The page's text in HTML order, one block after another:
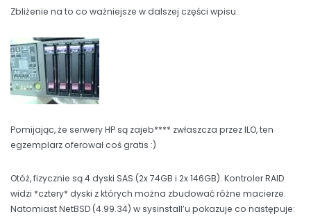
Zbliżenie na to co ważniejsze w dalszej części wpisu:
Pomijając, że serwery HP są zajeb**** zwłaszcza przez ILO, ten
egzemplarz oferował coś gratis :)
Otóż, fizycznie są 4 dyski SAS (2x 74GB i 2x 146GB). Kontroler RAID
widzi *cztery* dyski z których można zbudować różne macierze.
Natomiast NetBSD (4.99.34) w sysinstall’u pokazuje co następuje: